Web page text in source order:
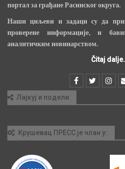
портал за грађане Расинског округа.
Наши циљеви и задаци су да
проверене информације, и
аналитичким новинарством.
Čitaj
Лајкуј и подели
Крушевац ПРЕСС је члан у: